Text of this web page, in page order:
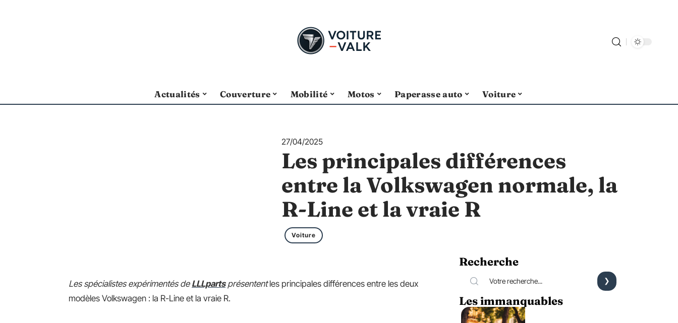
Actualités Couverture Mobilité Motos Paperasse auto Voiture
27/04/2025
Les principales différences
entre la Volkswagen normale, la
R-Line et la vraie R
Voiture
Les spécialistes expérimentés de LLLpartsprésententles principales différences entre les deux
modèles Volkswagen : la R-Line et la vraie R.
Recherche
Les immanquables